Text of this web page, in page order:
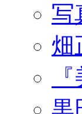
写
畑
黒